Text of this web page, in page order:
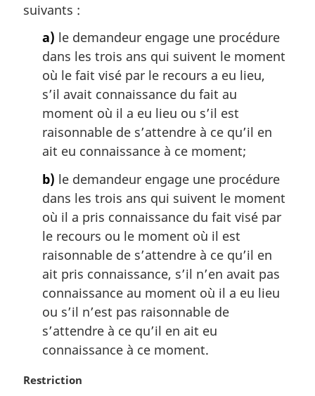
g
suivants :
a) le demandeur engage une procédure
dans les trois ans qui suivent le moment
où le fait visé par le recours a eu lieu,
s’il avait connaissance du fait au
moment où il a eu lieu ou s’il est
raisonnable de s’attendre à ce qu’il en
ait eu connaissance à ce moment;
b) le demandeur engage une procédure
dans les trois ans qui suivent le moment
où il a pris connaissance du fait visé par
le recours ou le moment où il est
raisonnable de s’attendre à ce qu’il en
ait pris connaissance, s’il n’en avait pas
connaissance au moment où il a eu lieu
ou s’il n’est pas raisonnable de
s’attendre à ce qu’il en ait eu
connaissance à ce moment.
N
Restriction